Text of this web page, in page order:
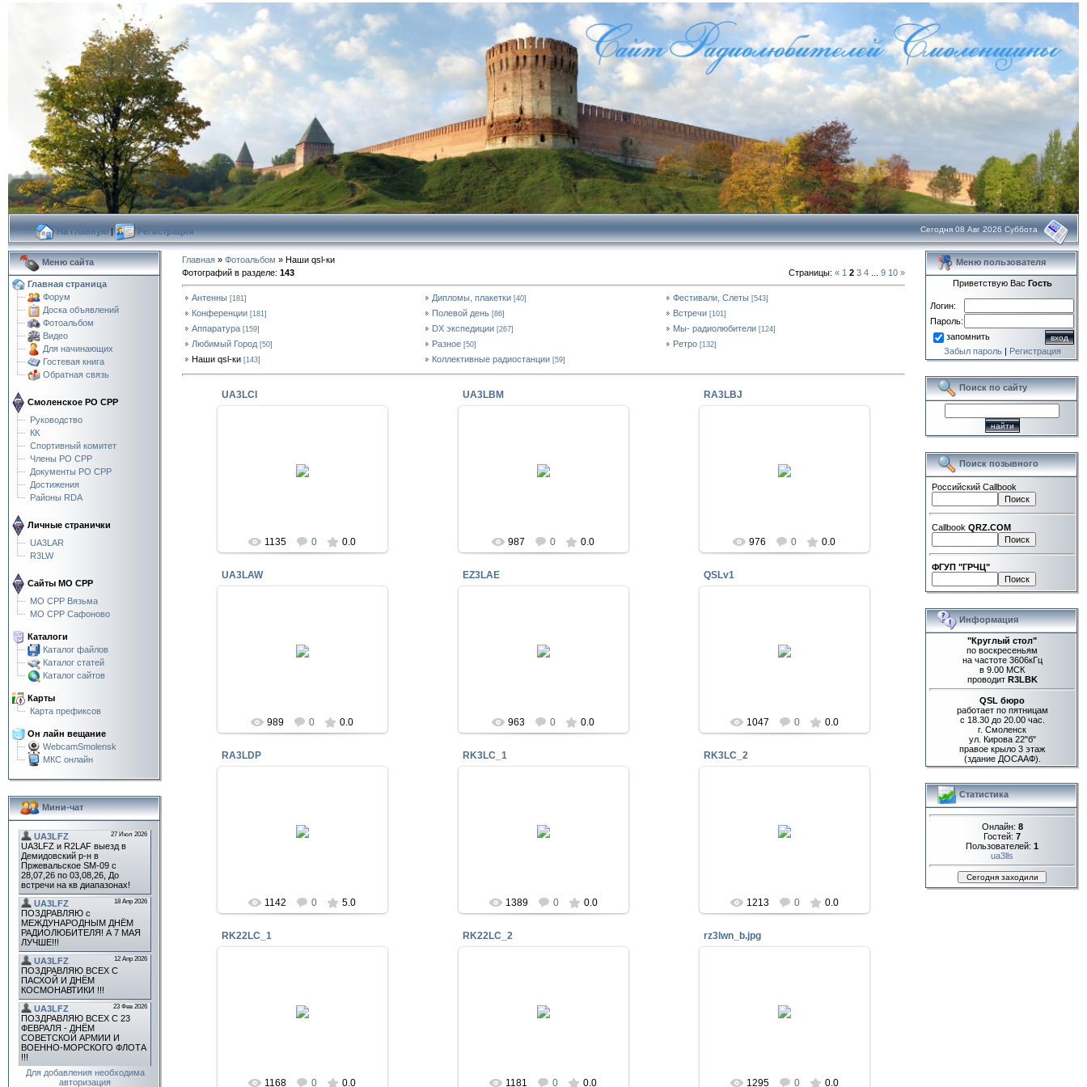
На главную| Регистрация Сегодня 08 Авг 2026 Суббота
Меню сайта
Главная страница
Форум
Доска объявлений
Фотоальбом
Видео
Для начинающих
Гостевая книга
Обратная связь
Смоленское РО СРР
Руководство
КК
Спортивный комитет
Члены РО СРР
Документы РО СРР
Достижения
Районы RDA
Личные странички
UA3LAR
R3LW
Сайты МО СРР
МО СРР Вязьма
МО СРР Сафоново
Каталоги
Каталог файлов
Каталог статей
Каталог сайтов
Карты
Карта префиксов
Он лайн вещание
WebcamSmolensk
МКС онлайн
Мини-чат
Для добавления необходима
авторизация
Главная » Фотоальбом » Наши qsl-ки
Фотографий в разделе: 143 Страницы: « 1 2 3 4 9 10 »
Антенны [181] Дипломы, плакетки [40] Фестивали, Слеты [543]
Конференции [181] Полевой день [86] Встречи [101]
Аппаратура [159] DX экспедиции [267] Мы- радиолюбители [124]
Любимый Город [50] Разное [50] Ретро [132]
Наши qsl-ки [143] Коллективные радиостанции [59]
UA3LCI
1135 0 0.0
UA3LBM
Нынешний позывной мне
неизвестен
987 0 0.0
RA3LBJ
976 0 0.0
UA3LAW
R3LW
989 0 0.0
EZ3LAE
Нынешний позывной мне
неизвестен
963 0 0.0
QSLv1
1047 0 0.0
RA3LDP
1142 0 5.0
RK3LC_1
QSL карточка RK3LC
1389 0 0.0
RK3LC_2
QSL карточка RK3LC
1213 0 0.0
RK22LC_1
Зимним Олимпийским Играм, г.
1168 0 0.0
RK22LC_2
Зимним Олимпийским Играм, г.
1181 0 0.0
rz3lwn_b.jpg
1295 0 0.0
Меню пользователя
Приветствую Вас Гость
Логин:
Пароль:
запомнить
Забыл пароль| Регистрация
Поиск по сайту
Поиск позывного
Российский Callbook
Callbook QRZ.COM
ФГУП "ГРЧЦ"
Информация
"Круглый стол"
по воскресеньям
на частоте 3606кГц
в 9.00 МСК
проводит R3LBK
QSL бюро
работает по пятницам
с 18.30 до 20.00 час.
г. Смоленск
ул. Кирова 22"б"
правое крыло 3 этаж
(здание ДОСААФ).
Статистика
Онлайн: 8
Гостей: 7
Пользователей: 1
ua3lls